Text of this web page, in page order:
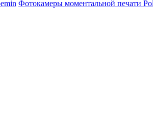
Фотокамеры моментальной печати